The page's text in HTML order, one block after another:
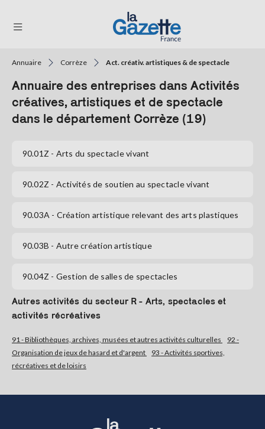
RÉGIONS
FORMATS
TENDANCES
LA
Se
Annuaire Corrèze Act. créativ. artistiques & de spectacle
Annuaire des entreprises dans Activités
créatives, artistiques et de spectacle
dans le département Corrèze (19)
90.01Z - Arts du spectacle vivant
90.02Z - Activités de soutien au spectacle vivant
90.03A - Création artistique relevant des arts plastiques
90.03B - Autre création artistique
90.04Z - Gestion de salles de spectacles
Autres activités du secteur R - Arts, spectacles et
activités récréatives
91 - Bibliothèques, archives, musées et autres activités culturelles
92 -
Organisation de jeux de hasard et d'argent
93 - Activités sportives,
récréatives et de loisirs